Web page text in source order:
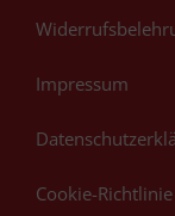
Impressum
Cookie-Richtlinie